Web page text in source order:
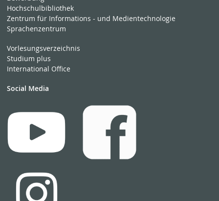
Hochschulbibliothek
Zentrum für Informations - und Medientechnologie
Sprachenzentrum
Vorlesungsverzeichnis
Studium plus
International Office
Social Media